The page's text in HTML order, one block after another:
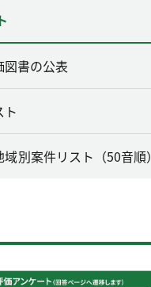
書の公表
ト
別案件リスト（50音順）